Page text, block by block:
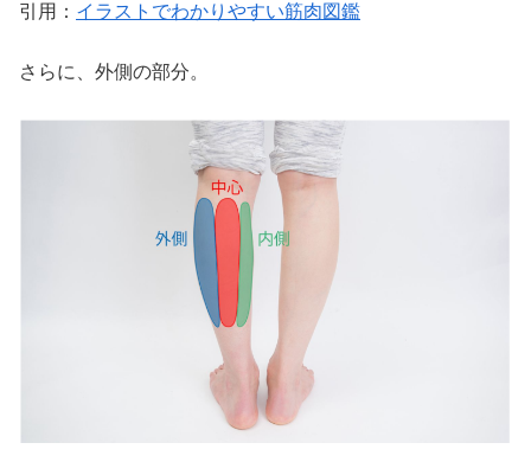
引用： イラストでわかりやすい筋肉図鑑
さらに、外側の部分。